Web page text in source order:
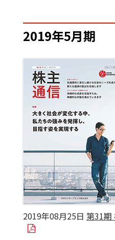
2019年5月期
2019年08月25日 第31期